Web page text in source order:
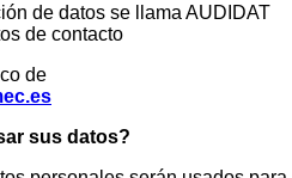
de datos se llama AUDIDAT
de contacto
de
sus datos?